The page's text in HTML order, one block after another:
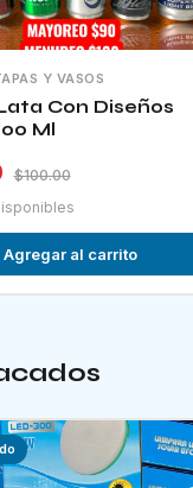
Y VASOS
Con Diseños
Ml
$100.00
Agregar al carrito